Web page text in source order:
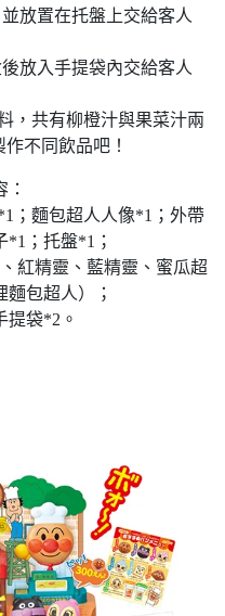
放置在托盤上交給客人
放入手提袋內交給客人
，共有柳橙汁與果菜汁兩
不同飲品吧！
；麵包超人人像*1；外帶
*1；托盤*1；
紅精靈、藍精靈、蜜瓜超
麵包超人）；
提袋*2。